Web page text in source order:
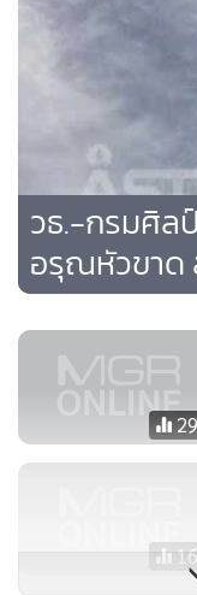
เยน เพื่อบูรณะพระป
กล่าวไปว่า งบประ
พระปรางค์ แต่จะขอ
มากแล้ว เพราะไม่เ
ยินดีถือเป็นเรื่องที่น่
ความสำคัญของพระป
กล่าว
วธ.-กรมศิล
อรุณหัวขาด